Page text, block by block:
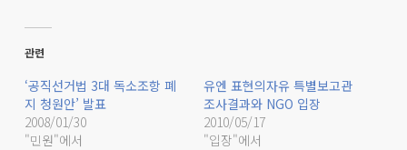
관련
‘공직선거법 3대 독소조항 폐
지 청원안’ 발표
2008/01/30
"민원"에서
유엔 표현의자유 특별보고관
조사결과와 NGO 입장
2010/05/17
"입장"에서